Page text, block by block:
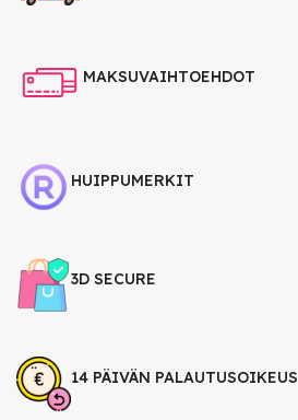
MAKSUVAIHTOEHDOT
HUIPPUMERKIT
3D SECURE
14 PÄIVÄN PALAUTUSOIKEUS